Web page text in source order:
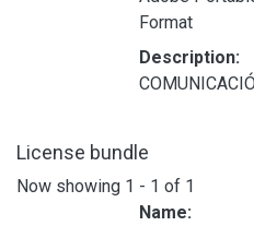
Format
Description:
License bundle
Now showing 1 - 1 of 1
Name: